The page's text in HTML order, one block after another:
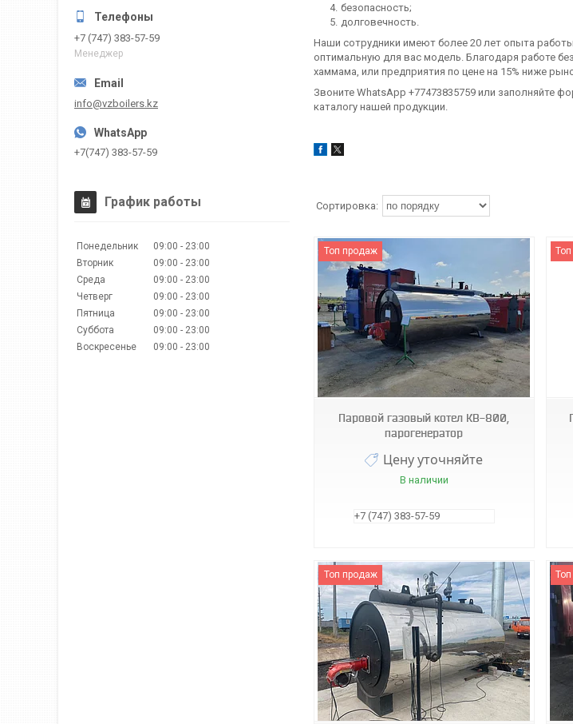
безопасность;
долговечность.
Наши сотрудники имеют более 20 лет опыта
оптимальную для вас модель. Благодаря работе
хаммама, или предприятия по цене на 15% ниже
Звоните WhatsApp +77473835759 или заполняйте
каталогу нашей продукции.
Топ продаж
Паровой газовый котел КВ-800,
парогенератор
Цену уточняйте
В наличии
+7 (747) 383-57-59
Топ продаж
+7 (747) 383-57-59
Менеджер
info@vzboilers.kz
+7(747) 383-57-59
График работы
Понедельник 09:00
23:00
Вторник
09:00
23:00
Среда
09:00
23:00
Четверг
09:00
23:00
Пятница
09:00
23:00
Суббота
09:00
23:00
Воскресенье
09:00 23:00